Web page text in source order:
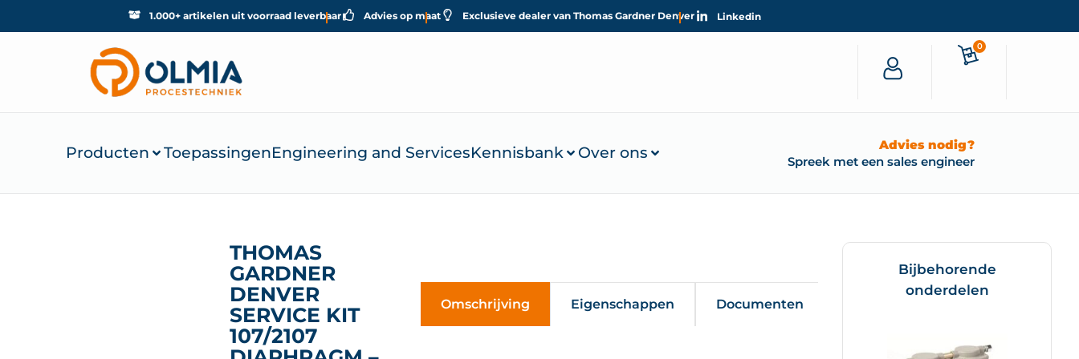
1.000+ artikelen uit voorraad leverbaar Advies op maat Exclusieve dealer van Thomas Gardner Denver Linkedin
0
Producten ToepassingenEngineering and ServicesKennisbank Over ons
Advies nodig?
Spreek met een sales engineer
THOMAS
GARDNER
DENVER
SERVICE KIT
107/2107
Omschrijving Eigenschappen Documenten
Bijbehorende
onderdelen